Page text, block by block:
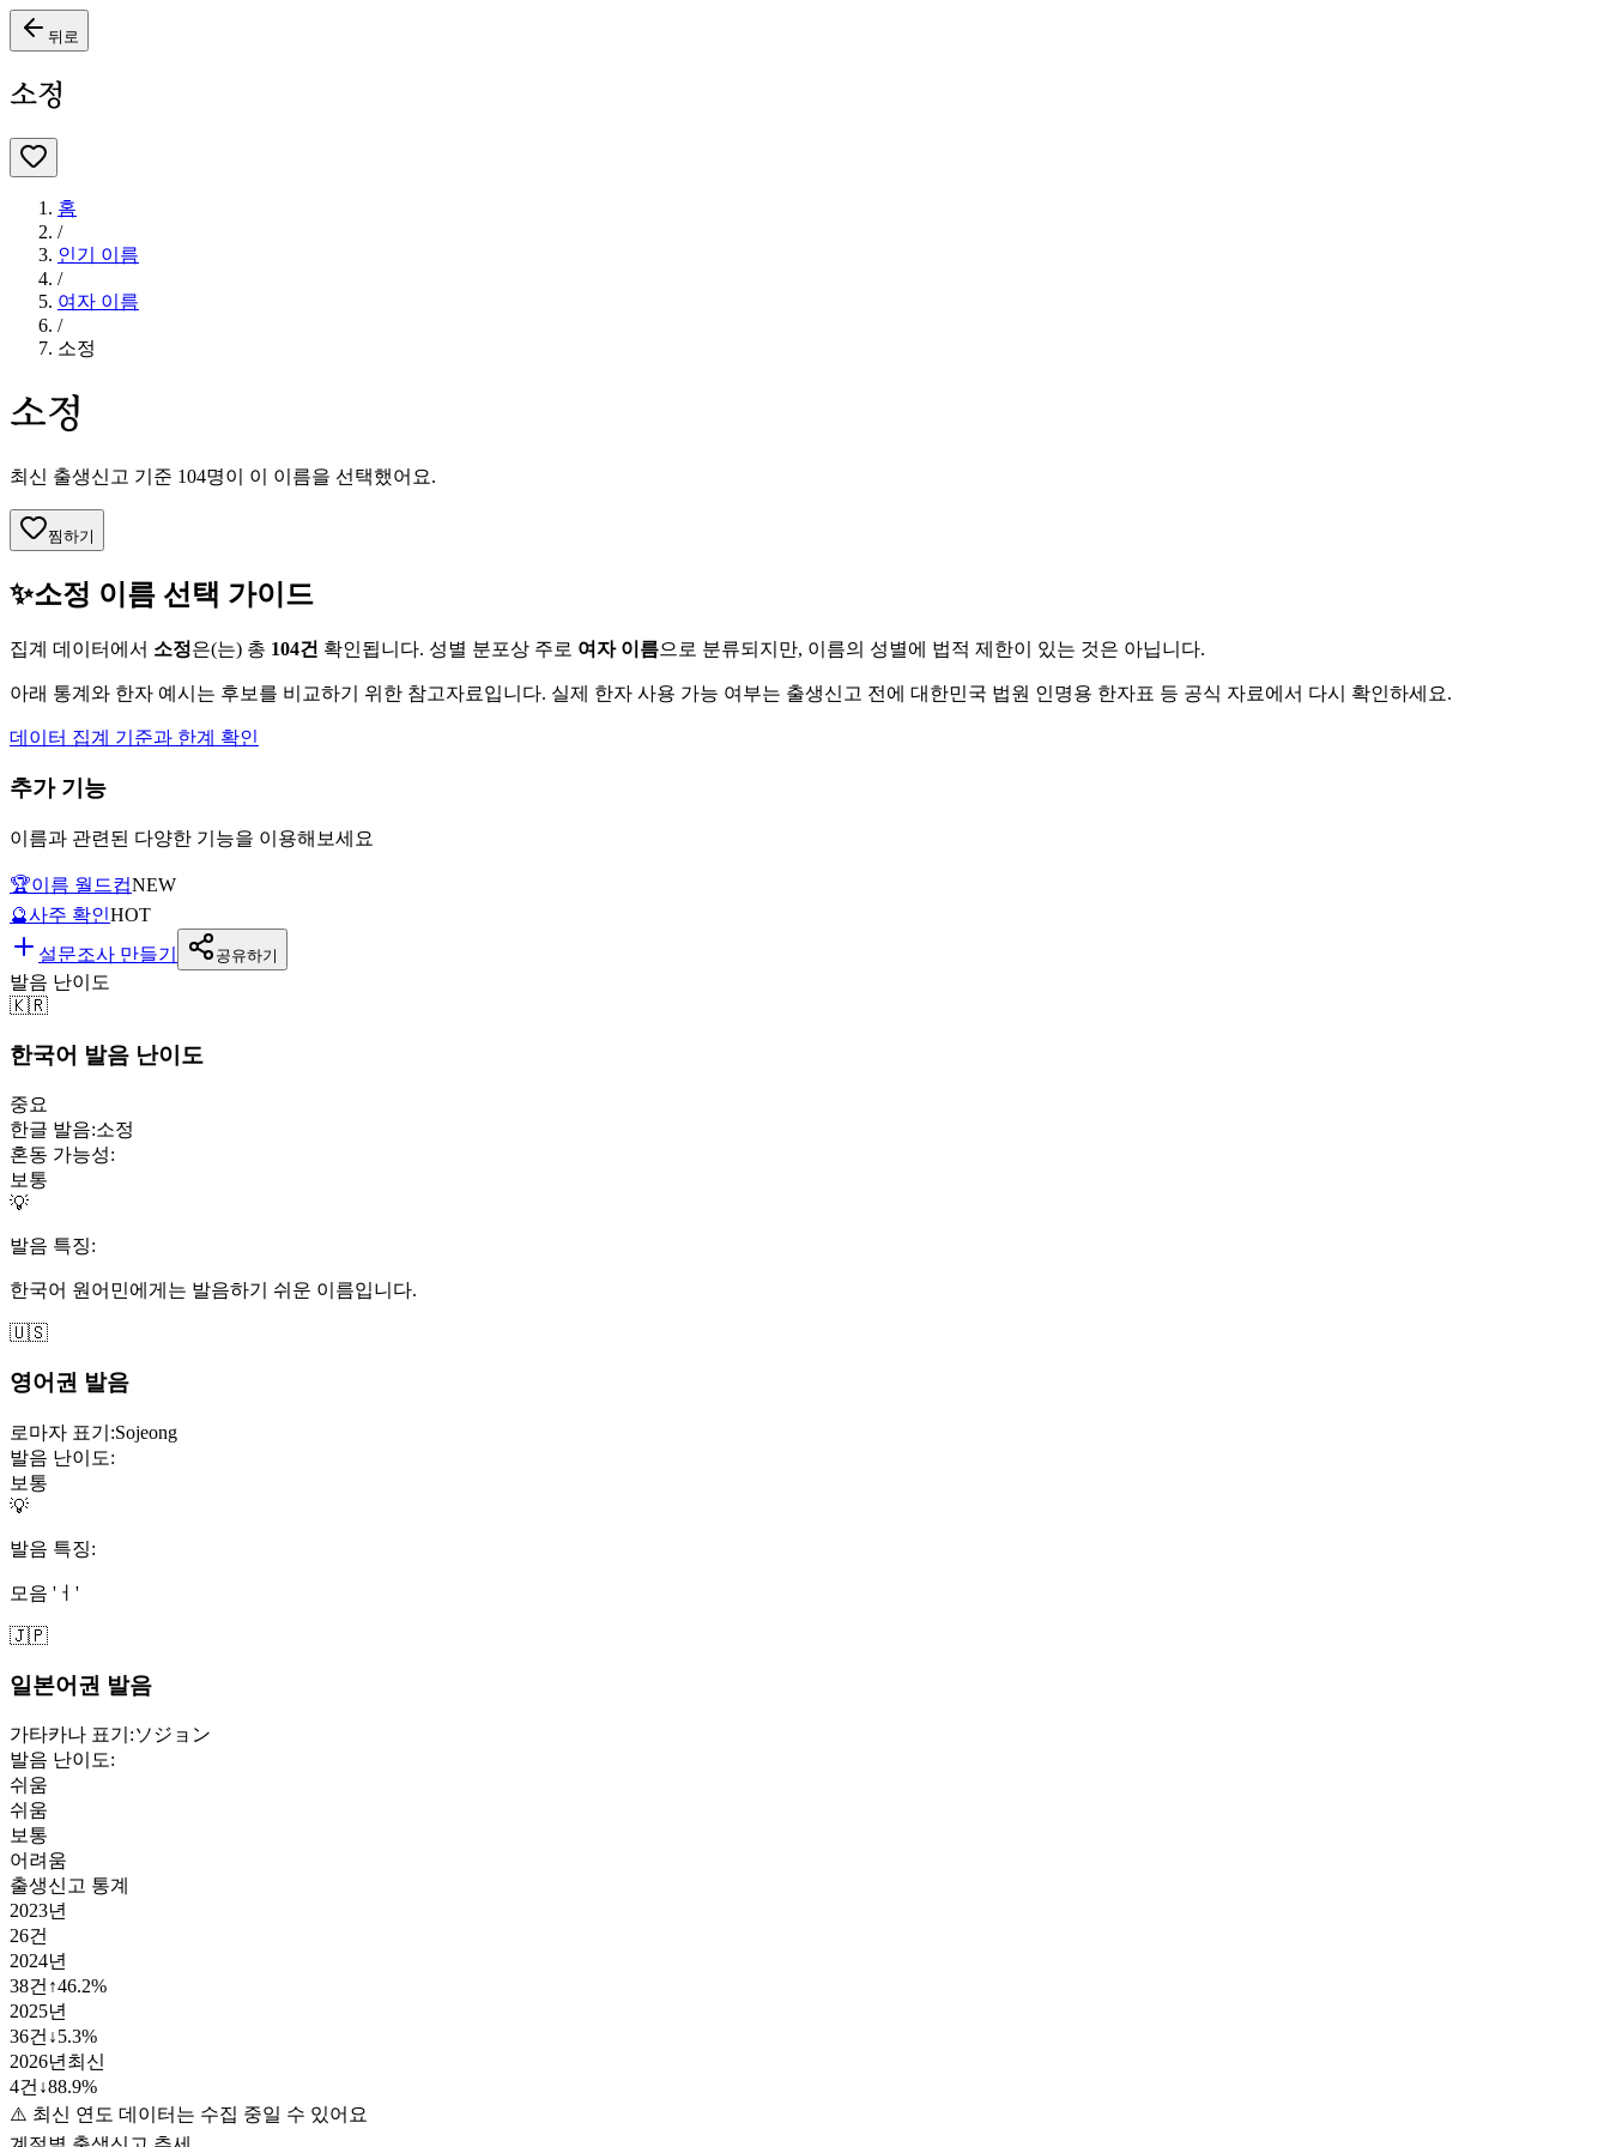
뒤로
소정
홈
/
인기 이름
/
여자 이름
/
소정
소정
최신 출생신고 기준 104명이 이 이름을 선택했어요.
찜하기
✨소정 이름 선택 가이드
집계 데이터에서 소정은(는) 총 104건 확인됩니다. 성별 분포상 주로 여자이름으로 분류되지만, 이름의 성별에 법적 제한이 있는 것은 아닙니다.
아래 통계와 한자 예시는 후보를 비교하기 위한 참고자료입니다. 실제 한자 사용 가능 여부는 출생신고 전에 대한민국 법원 인명용 한자표 등 공식 자료에서 다시 확인하세요.
데이터 집계 기준과 한계 확인
추가 기능
이름과 관련된 다양한 기능을 이용해보세요
🏆이름 월드컵NEW
🔮사주 확인HOT
설문조사 만들기
공유하기
발음 난이도
🇰🇷
한국어 발음 난이도
중요
한글 발음:소정
혼동 가능성:
보통
💡
발음 특징:
한국어 원어민에게는 발음하기 쉬운 이름입니다.
🇺🇸
영어권 발음
로마자 표기:Sojeong
발음 난이도:
보통
💡
발음 특징:
모음 'ㅓ'
🇯🇵
일본어권 발음
가타카나 표기:ソジョン
발음 난이도:
쉬움
쉬움
보통
어려움
출생신고 통계
2023년
26건
2024년
38건 ↑46.2%
2025년
36건 ↓5.3%
2026년 최신
4건 ↓88.9%
⚠️ 최신 연도 데이터는 수집 중일 수 있어요